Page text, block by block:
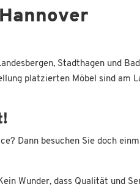
Stadthagen und
platzierten Möbel sind am
Dann besuchen Sie doch
Wunder, dass Qualität und